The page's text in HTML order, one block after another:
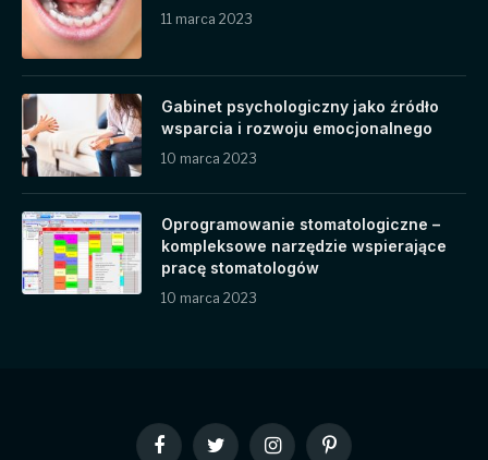
11 marca 2023
Gabinet psychologiczny jako źródło
wsparcia i rozwoju emocjonalnego
10 marca 2023
Oprogramowanie stomatologiczne –
kompleksowe narzędzie wspierające
pracę stomatologów
10 marca 2023
FacebookTwitter InstagramPinterest